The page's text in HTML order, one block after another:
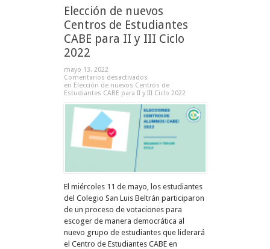
Elección de nuevos
Centros de Estudiantes
CABE para II y III Ciclo
2022
mayo 13, 2022
Comentarios desactivados
en Elección de nuevos Centros de
Estudiantes CABE para II y III Ciclo 2022
El miércoles 11 de mayo, los estudiantes
del Colegio San Luis Beltrán participaron
de un proceso de votaciones para
escoger de manera democrática al
nuevo grupo de estudiantes que liderará
el Centro de Estudiantes CABE en